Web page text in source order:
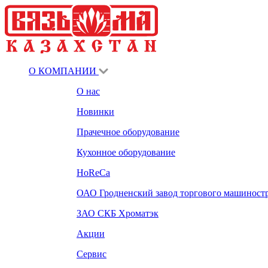
О КОМПАНИИ
О нас
Новинки
Прачечное оборудование
Кухонное оборудование
HoReCa
ОАО Гродненский завод торгового
ЗАО СКБ Хроматэк
Акции
Сервис